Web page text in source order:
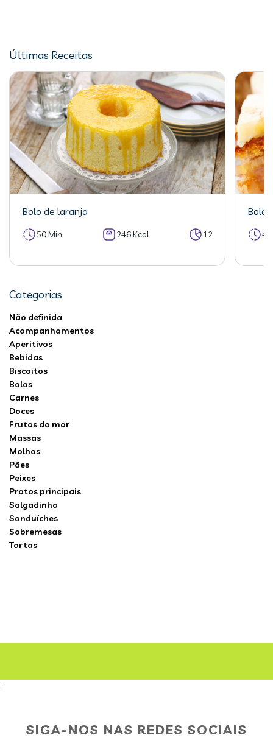
Últimas Receitas
Bolo de laranja
50 Min 246 Kcal 12
Bolo
Categorias
Não definida
Acompanhamentos
Aperitivos
Bebidas
Biscoitos
Bolos
Carnes
Doces
Frutos do mar
Massas
Molhos
Pães
Peixes
Pratos principais
Salgadinho
Sanduíches
Sobremesas
Tortas
;
SIGA-NOS NAS REDES SOCIAIS